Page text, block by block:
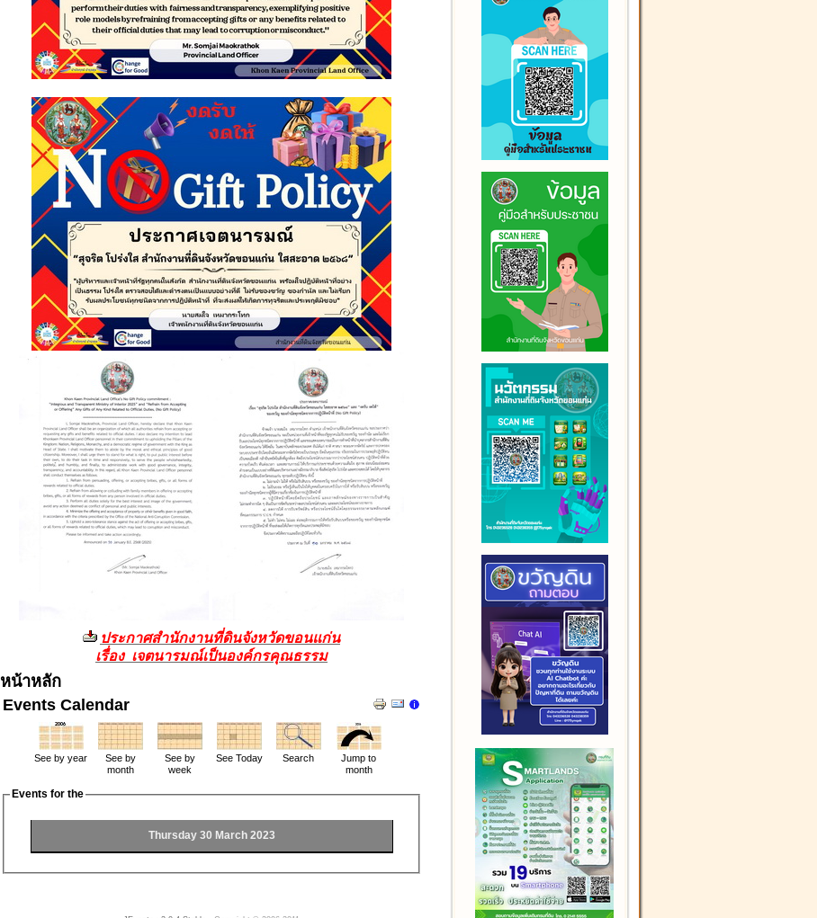
ประกาศสำนักงานที่ดินจังหวัดขอนแก่น
เรื่อง เจตนารมณ์เป็นองค์กรคุณธรรม
หน้าหลัก
Events Calendar
See by year
See by
month
See by
week
See Today Search
Jump to
month
Events for the
Thursday 30 March 2023